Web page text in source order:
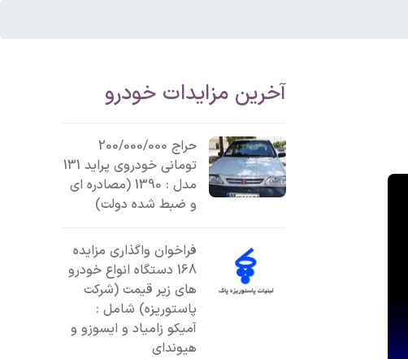
آخرین مزایدات خودرو
حراج 200/000/000
تومانی خودروی پراید 131
مدل : 1390 (مصادره ای
و ضبط شده دولت)
فراخوان واگذاری مزایده
168 دستگاه انواع خودرو
های زیر قیمت (شرکت
پاستوریزه) شامل :
آمیکو زامیاد و ایسوزو و
هیوندای